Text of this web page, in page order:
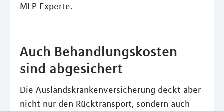
MLP Experte.
Auch Behandlungskosten
sind abgesichert
Die Auslandskrankenversicherung deckt aber
nicht nur den Rücktransport, sondern auch